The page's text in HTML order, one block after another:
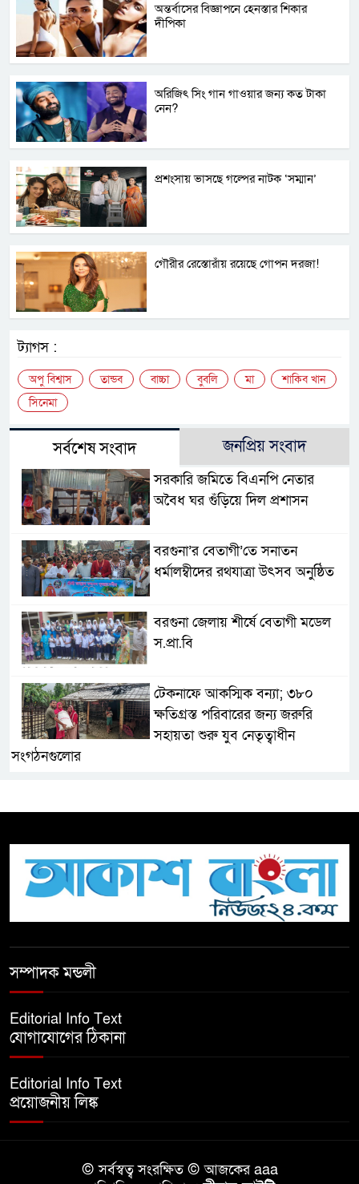
অন্তর্বাসের বিজ্ঞাপনে হেনস্তার শিকার
দীপিকা
অরিজিৎ সিং গান গাওয়ার জন্য কত টাকা
নেন?
প্রশংসায় ভাসছে গল্পের নাটক ‘সম্মান’
গৌরীর রেস্তোরাঁয় রয়েছে গোপন দরজা!
ট্যাগস :
অপু বিশ্বাস তান্ডব বাচ্চা বুবলি মা
শাকিব খান
সিনেমা
সর্বশেষ সংবাদ জনপ্রিয় সংবাদ
সরকারি জমিতে বিএনপি নেতার
অবৈধ ঘর গুঁড়িয়ে দিল প্রশাসন
বরগুনা’র বেতাগী’তে সনাতন
ধর্মালম্বীদের রথযাত্রা উৎসব অনুষ্ঠিত
বরগুনা জেলায় শীর্ষে বেতাগী মডেল
স.প্রা.বি
টেকনাফে আকস্মিক বন্যা; ৩৮০
ক্ষতিগ্রস্ত পরিবারের জন্য জরুরি
সহায়তা শুরু যুব নেতৃত্বাধীন
সংগঠনগুলোর
টিকটকে অশালীন কনটেন্ট ও অনলাইন
হয়রানির অভিযোগে ব্রাহ্মণবাড়িয়ায়
সম্পাদক মন্ডলী
Editorial Info Text
যোগাযোগের ঠিকানা
Editorial Info Text
প্রয়োজনীয় লিঙ্ক
© সর্বস্বত্ব সংরক্ষিত © আজকের aaa